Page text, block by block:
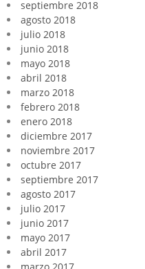
septiembre 2018
agosto 2018
julio 2018
junio 2018
mayo 2018
abril 2018
marzo 2018
febrero 2018
enero 2018
diciembre 2017
noviembre 2017
octubre 2017
septiembre 2017
agosto 2017
julio 2017
junio 2017
mayo 2017
abril 2017